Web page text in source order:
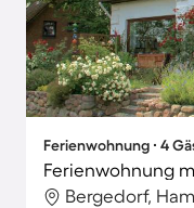
Ferienwohnung ∙ 4
Bergedorf,